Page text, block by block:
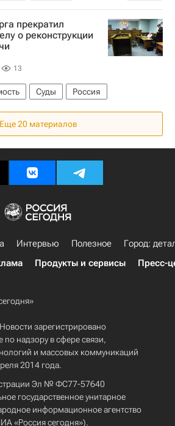
Инфраструктура
прекратил
о реконструкции
13
Суды Россия
Еще 20 материалов
Интервью Полезное
Город:
Продукты и сервисы Пресс-
зарегистрировано
надзору в сфере связи,
и массовых коммуникаций
2014 года.
Эл № ФС77-57640
государственное унитарное
информационное агентство
«Россия сегодня»).